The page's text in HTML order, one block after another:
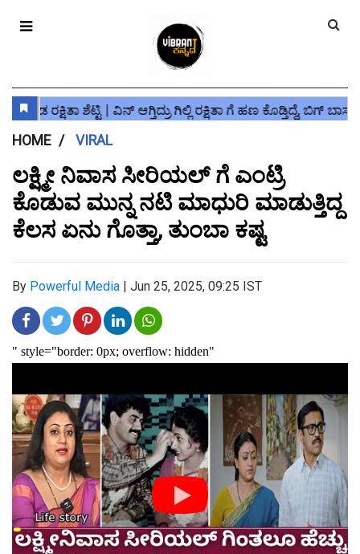
HOME VIRAL
ಲಕ್ಷ್ಮೀ ನಿವಾಸ ಸೀರಿಯಲ್ ಗೆ ಎಂಟ್ರಿ
ಕೊಡುವ ಮುನ್ನ ನಟಿ ಮಾಧುರಿ ಮಾಡುತ್ತಿದ್ದ
ಕೆಲಸ ಏನು ಗೊತ್ತಾ, ತುಂಬಾ ಕಷ್ಟ
By Powerful Media | Jun 25, 2025, 09:25 IST